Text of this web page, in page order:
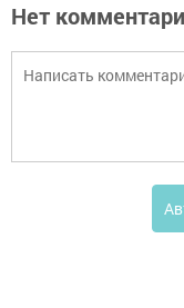
Нет